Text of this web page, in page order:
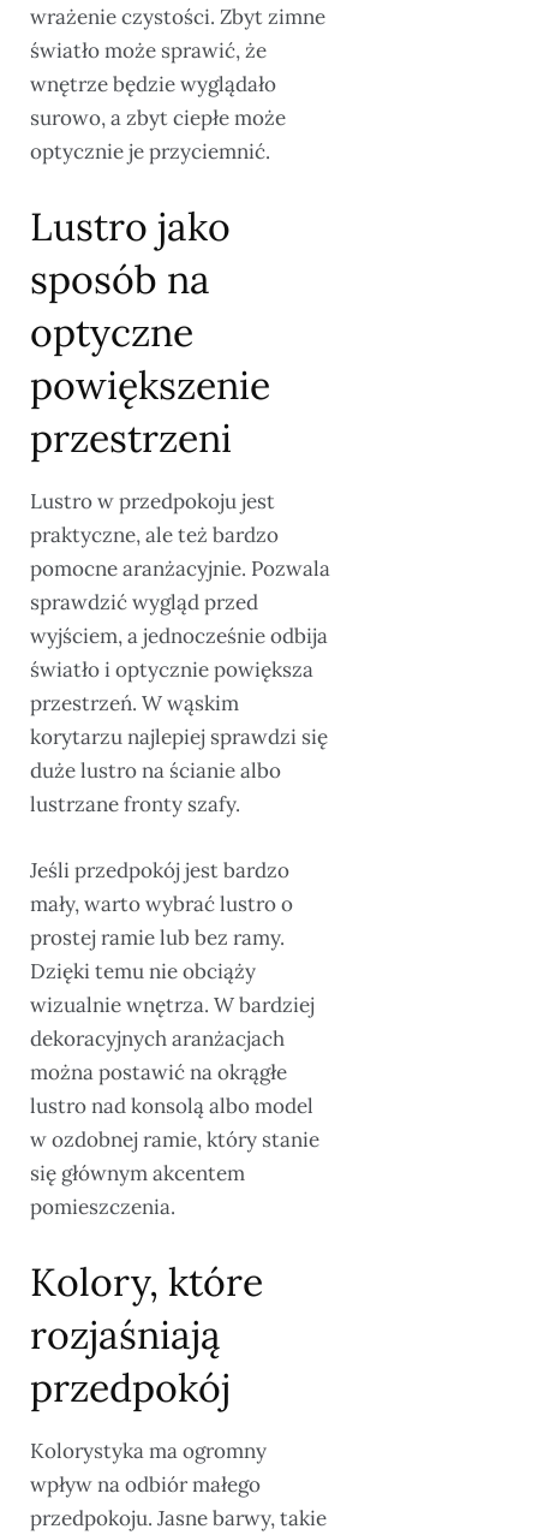
wrażenie czystości. Zbyt zimne
światło może sprawić, że
wnętrze będzie wyglądało
surowo, a zbyt ciepłe może
optycznie je przyciemnić.
Lustro jako
sposób na
optyczne
powiększenie
przestrzeni
Lustro w przedpokoju jest
praktyczne, ale też bardzo
pomocne aranżacyjnie. Pozwala
sprawdzić wygląd przed
wyjściem, a jednocześnie odbija
światło i optycznie powiększa
przestrzeń. W wąskim
korytarzu najlepiej sprawdzi się
duże lustro na ścianie albo
lustrzane fronty szafy.
Jeśli przedpokój jest bardzo
mały, warto wybrać lustro o
prostej ramie lub bez ramy.
Dzięki temu nie obciąży
wizualnie wnętrza. W bardziej
dekoracyjnych aranżacjach
można postawić na okrągłe
lustro nad konsolą albo model
w ozdobnej ramie, który stanie
się głównym akcentem
pomieszczenia.
Kolory, które
rozjaśniają
przedpokój
Kolorystyka ma ogromny
wpływ na odbiór małego
przedpokoju. Jasne barwy, takie